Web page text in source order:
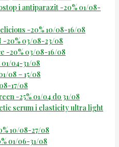
i antiparazit -20% 01/08-
-20% 10/08-16/08
-20% 03/08-23/08
-20% 03/08-16/08
01/04-31/08
08 – 15/08
17/08
-25% 01/04 do 31/08
serum i elasticity ultra light
10/08-27/08
01/06-31/08